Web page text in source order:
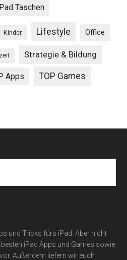
Taschen
Kinder Lifestyle Office
Strategie & Bildung
Apps TOP Games
und Tricks fürs iPad. Aber nicht
iPad Apps und Games sowie
Außerdem liefern wir euch